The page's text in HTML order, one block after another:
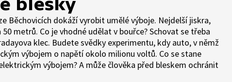
blesky
Běchovicích dokáží vyrobit umělé výboje. Nejdelší jiskra,
metrů. Co je vhodné udělat v bouřce? Schovat se třeba
klec. Budete svědky experimentu, kdy auto, v němž
výbojem o napětí okolo milionu voltů. Co se stane
výbojem? A může člověka před bleskem ochránit